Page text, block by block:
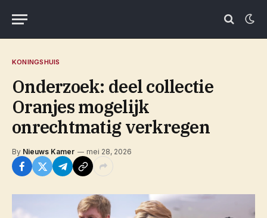
KONINGSHUIS
Onderzoek: deel collectie
Oranjes mogelijk
onrechtmatig verkregen
By Nieuws Kamer mei 28, 2026